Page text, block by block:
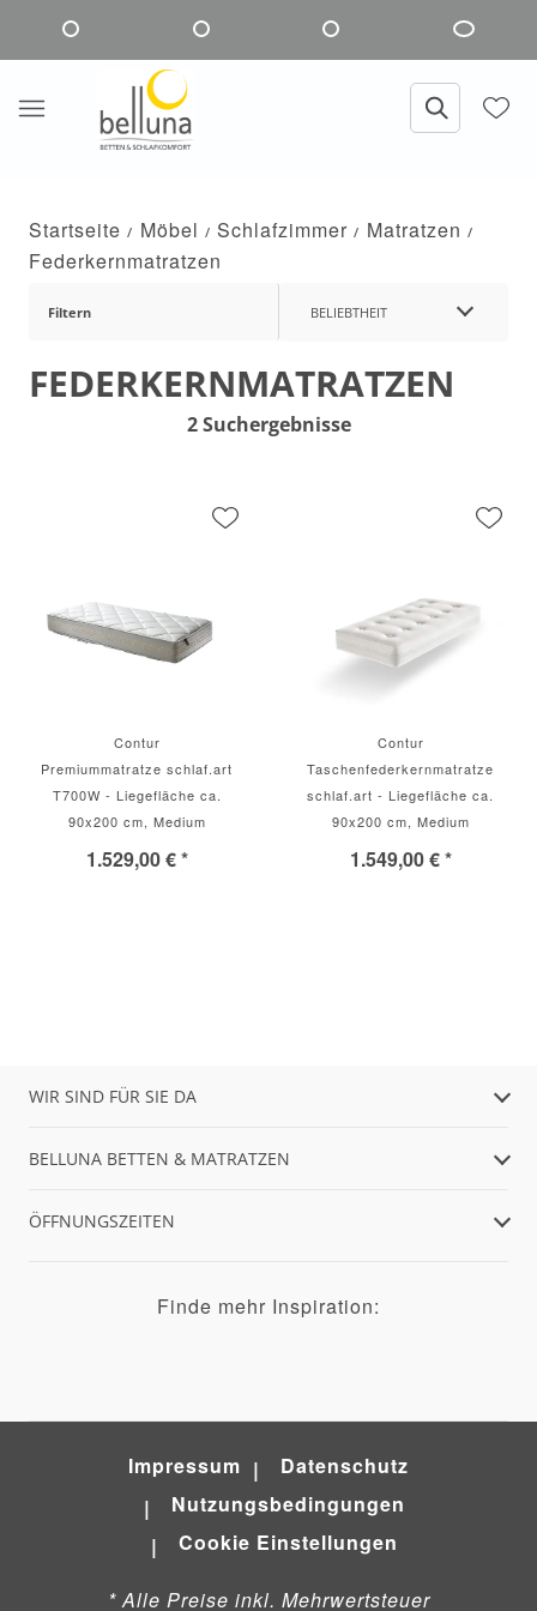
Startseite Möbel Schlafzimmer
Matratzen
Federkernmatratzen
Filtern BELIEBTHEIT
FEDERKERNMATRATZEN
2 Suchergebnisse
Contur
Premiummatratze schlaf.art
T700W - Liegefläche ca.
90x200 cm, Medium
1.529,00 € *
Contur
Taschenfederkernmatratze
schlaf.art - Liegefläche ca.
90x200 cm, Medium
1.549,00 € *
WIR SIND FÜR SIE DA
BELLUNA BETTEN & MATRATZEN
ÖFFNUNGSZEITEN
Finde mehr Inspiration:
Impressum
Datenschutz
Nutzungsbedingungen
Cookie Einstellungen
* Alle Preise inkl. Mehrwertsteuer